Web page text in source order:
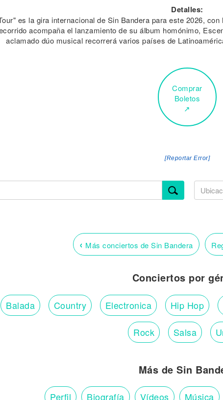
Detalles:
es la gira internacional de Sin Bandera para este 2026,
acompaña el lanzamiento de su álbum homónimo,
aclamado dúo musical recorrerá varios países de
Comprar
Boletos
↗
[Reportar Error]
‹ Más conciertos de Sin Bandera
Conciertos por
Balada Country Electronica Hip Hop
Rock Salsa
Más de Sin
Perfil Biografía Vídeos Música